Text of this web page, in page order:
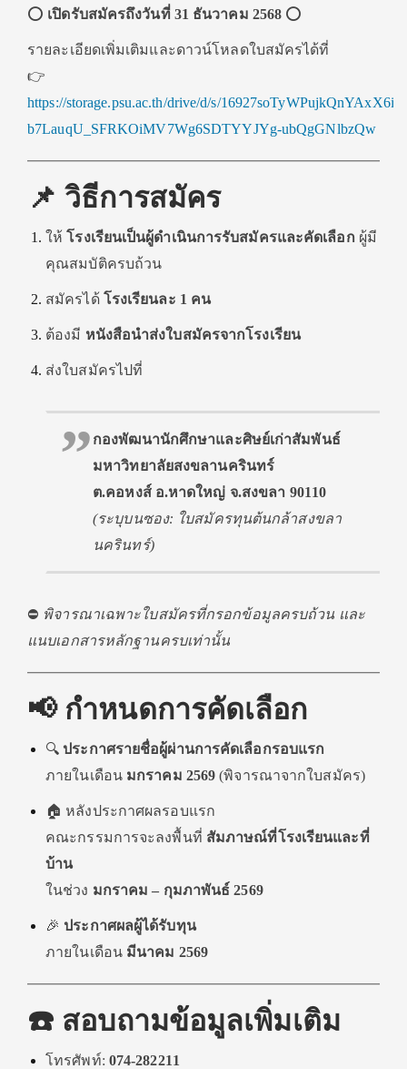
⭕️ เปิดรับสมัครถึงวันที่ 31 ธันวาคม 2568 ⭕️
รายละเอียดเพิ่มเติมและดาวน์โหลดใบสมัครได้ที่
👉
https://storage.psu.ac.th/drive/d/s/
b7LauqU_SFRKOiMV7Wg6SDTYYJYg-ubQgGNlbzQw
📌 วิธีการสมัคร
ให้โรงเรียนเป็นผู้ดำเนินการรับสมัครและคัดเลือก ผู้มี
คุณสมบัติครบถ้วน
สมัครได้ โรงเรียนละ 1 คน
ต้องมี หนังสือนำส่งใบสมัครจากโรงเรียน
ส่งใบสมัครไปที่
กองพัฒนานักศึกษาและศิษย์เก่าสัมพันธ์
มหาวิทยาลัยสงขลานครินทร์
ต.คอหงส์ อ.หาดใหญ่ จ.สงขลา 90110
(ระบุบนซอง: ใบสมัครทุนต้นกล้าสงขลา
นครินทร์)
⛔️ พิจารณาเฉพาะใบสมัครที่กรอกข้อมูลครบถ้วน และ
แนบเอกสารหลักฐานครบเท่านั้น
📢 กำหนดการคัดเลือก
🔍 ประกาศรายชื่อผู้ผ่านการคัดเลือกรอบแรก
ภายในเดือน มกราคม 2569 (พิจารณาจากใบสมัคร)
🏠 หลังประกาศผลรอบแรก
คณะกรรมการจะลงพื้นที่ สัมภาษณ์ที่โรงเรียนและที่
บ้าน
ในช่วง มกราคม – กุมภาพันธ์ 2569
🎉 ประกาศผลผู้ได้รับทุน
ภายในเดือน มีนาคม 2569
☎️ สอบถามข้อมูลเพิ่มเติม
โทรศัพท์: 074-282211